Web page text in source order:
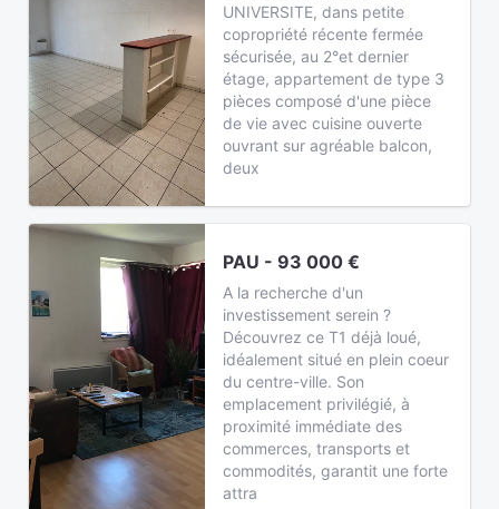
UNIVERSITE, dans petite
copropriété récente fermée
sécurisée, au 2°et dernier
étage, appartement de type 3
pièces composé d'une pièce
de vie avec cuisine ouverte
ouvrant sur agréable balcon,
deux
PAU - 93 000 €
A la recherche d'un
investissement serein ?
Découvrez ce T1 déjà loué,
idéalement situé en plein coeur
du centre-ville. Son
emplacement privilégié, à
proximité immédiate des
commerces, transports et
commodités, garantit une forte
attra